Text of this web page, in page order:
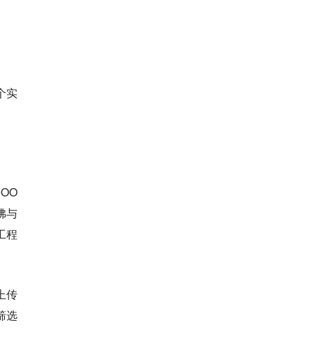
实
与
程
传
选